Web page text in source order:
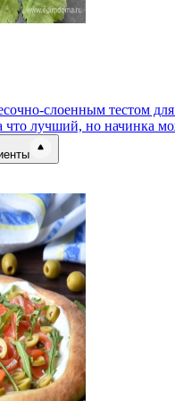
слоенным тестом
что лучший, но начинка